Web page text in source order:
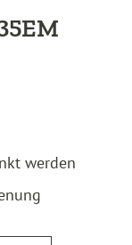
werden